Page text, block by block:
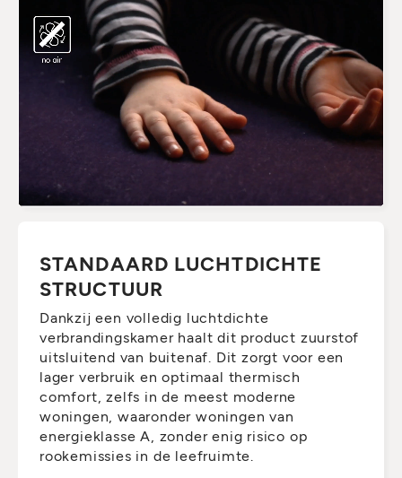
STANDAARD LUCHTDICHTE
STRUCTUUR
Dankzij een volledig luchtdichte
verbrandingskamer haalt dit product zuurstof
uitsluitend van buitenaf. Dit zorgt voor een
lager verbruik en optimaal thermisch
comfort, zelfs in de meest moderne
woningen, waaronder woningen van
energieklasse A, zonder enig risico op
rookemissies in de leefruimte.